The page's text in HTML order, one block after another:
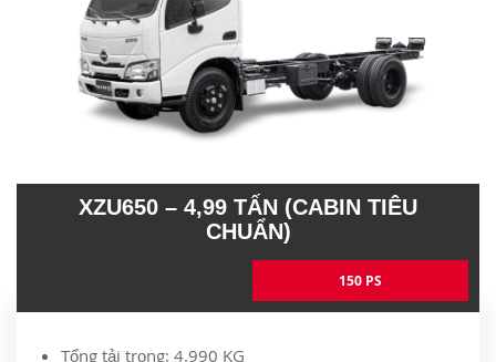
XZU650 – 4,99 TẤN (CABIN TIÊU
CHUẨN)
150 PS
Tổng tải trọng: 4.990 KG